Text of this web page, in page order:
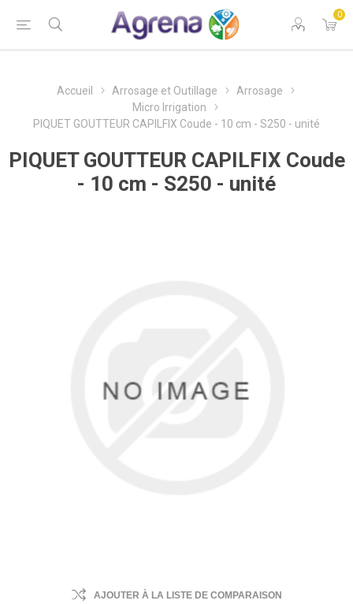
0
Accueil Arrosage et Outillage
Arrosage
Micro Irrigation
PIQUET GOUTTEUR CAPILFIX Coude - 10 cm - S250 - unité
PIQUET GOUTTEUR CAPILFIX Coude
- 10 cm - S250 - unité
AJOUTER À LA LISTE DE COMPARAISON